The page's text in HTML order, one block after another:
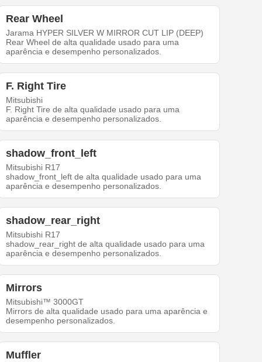
Rear Wheel
Jarama HYPER SILVER W MIRROR CUT LIP (DEEP)
Rear Wheel de alta qualidade usado para uma
aparência e desempenho personalizados.
F. Right Tire
Mitsubishi
F. Right Tire de alta qualidade usado para uma
aparência e desempenho personalizados.
shadow_front_left
Mitsubishi R17
shadow_front_left de alta qualidade usado para uma
aparência e desempenho personalizados.
shadow_rear_right
Mitsubishi R17
shadow_rear_right de alta qualidade usado para uma
aparência e desempenho personalizados.
Mirrors
Mitsubishi™ 3000GT
Mirrors de alta qualidade usado para uma aparência e
desempenho personalizados.
Muffler